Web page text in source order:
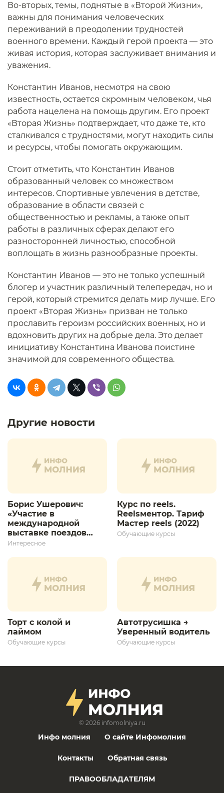
Во-вторых, темы, поднятые в «Второй Жизни»,
важны для понимания человеческих
переживаний в преодолении трудностей
военного времени. Каждый герой проекта — это
живая история, которая заслуживает внимания и
уважения.
Константин Иванов, несмотря на свою
известность, остается скромным человеком, чья
работа нацелена на помощь другим. Его проект
«Вторая Жизнь» подтверждает, что даже те, кто
сталкивался с трудностями, могут находить силы
и ресурсы, чтобы помогать окружающим.
Стоит отметить, что Константин Иванов
образованный человек со множеством
интересов. Спортивные увлечения в детстве,
образование в области связей с
общественностью и рекламы, а также опыт
работы в различных сферах делают его
разносторонней личностью, способной
воплощать в жизнь разнообразные проекты.
Константин Иванов — это не только успешный
блогер и участник различный телепередач, но и
герой, который стремится делать мир лучше. Его
проект «Вторая Жизнь» призван не только
прославить героизм российских военных, но и
вдохновить других на добрые дела. Это делает
инициативу Константина Иванова поистине
значимой для современного общества.
Другие новости
Борис Ушерович:
«Участие в
международной
выставке поездов
дает толчок для
развития»
Интересное
Курс по reels.
Reelsментор. Тариф
Мастер reels (2022)
Обучающие курсы
Торт с колой и
лаймом
Обучающие курсы
Автотрусишка →
Уверенный водитель​
Обучающие курсы
© 2026 infomolniya.ru
Инфо молния О сайте Инфомолния
Контакты Обратная связь
ПРАВООБЛАДАТЕЛЯМ